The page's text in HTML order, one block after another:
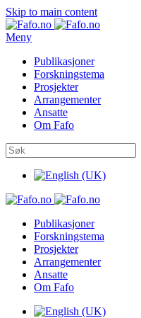
Skip to main content
Meny
Publikasjoner
Forskningstema
Prosjekter
Arrangementer
Ansatte
Om Fafo
Publikasjoner
Forskningstema
Prosjekter
Arrangementer
Ansatte
Om Fafo